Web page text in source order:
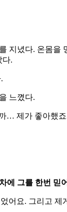
지녔다. 온몸을
다.
느꼈다.
… 제가 좋아했
에 그를 한번 믿
어요. 그리고 제